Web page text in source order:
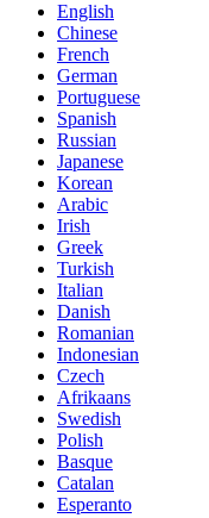
English
Chinese
French
German
Portuguese
Spanish
Russian
Japanese
Korean
Arabic
Irish
Greek
Turkish
Italian
Danish
Romanian
Indonesian
Czech
Afrikaans
Swedish
Polish
Basque
Catalan
Esperanto